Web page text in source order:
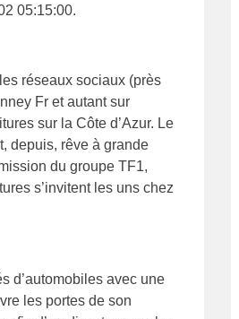
05:15:00.
réseaux sociaux (près
Fr et autant sur
sur la Côte d’Azur. Le
depuis, rêve à grande
du groupe TF1,
s’invitent les uns chez
d’automobiles avec une
les portes de son